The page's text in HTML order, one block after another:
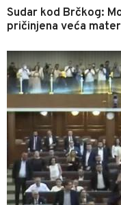
Sudar kod Brčkog:
pričinjena veća